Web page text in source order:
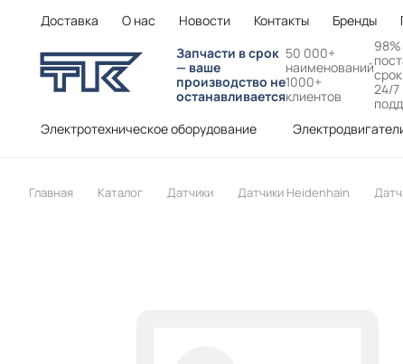
Доставка О нас Новости Контакты Бренды
Запчасти в срок
— ваше
производство не
останавливается
50 000+
наименований
1000+
клиентов
98%
срок
24/7
Электротехническое оборудование
Главная Каталог Датчики Датчики Heidenhain